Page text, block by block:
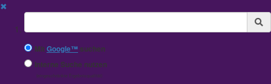
✖
Suchbegriff
MitGoogle™ suchen
Interne Suche nutzen
(eingeschränkte Ergebnisqualität)